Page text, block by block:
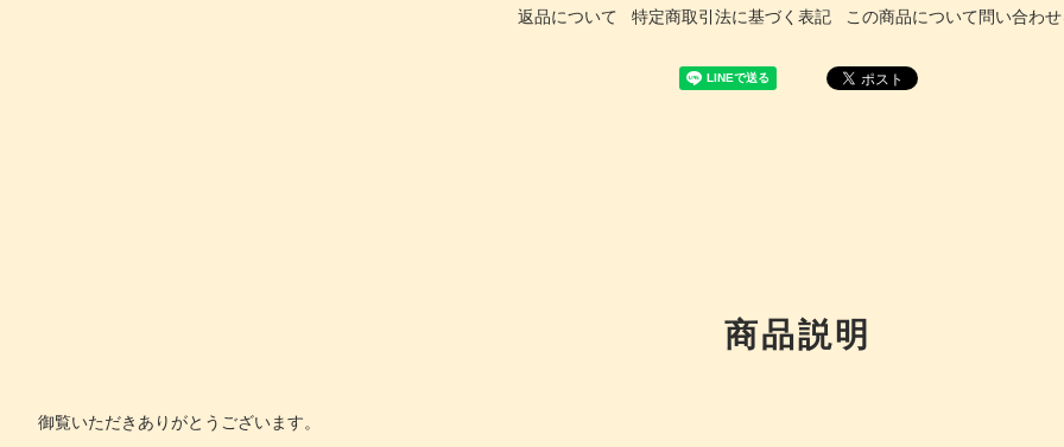
返品について 特定商取引法に基づく表記 この商品について問い合わ
商品説明
御覧いただきありがとうございます。